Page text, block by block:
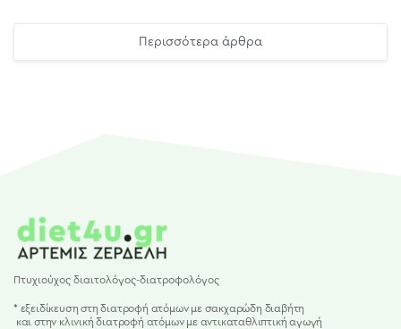
Περισσότερα άρθρα
Πτυχιούχος διαιτολόγος-διατροφολόγος
* εξειδίκευση στη διατροφή ατόμων με σακχαρώδη διαβήτη
και στην κλινική διατροφή ατόμων με αντικαταθλιπτική αγωγή